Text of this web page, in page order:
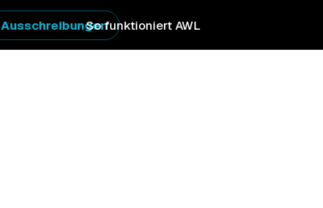
So funktioniert AWL
Ausschreibungen